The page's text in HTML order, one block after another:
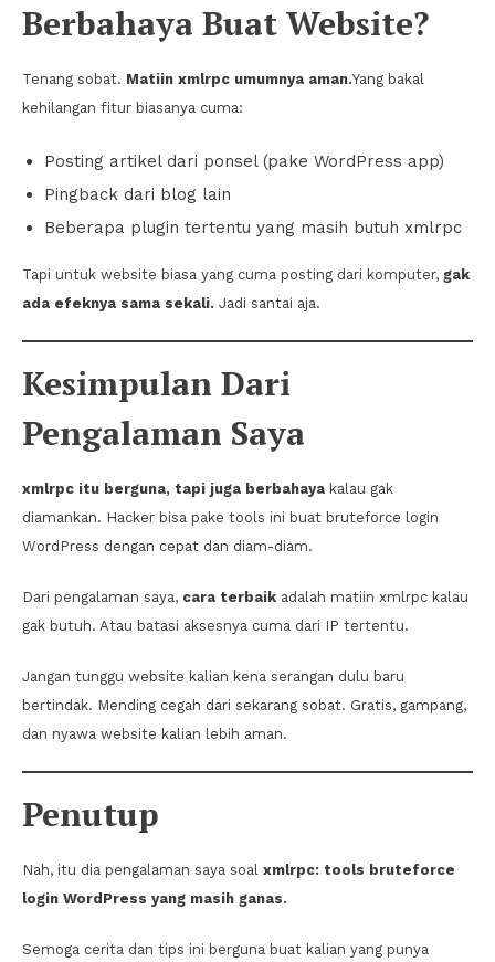
Berbahaya Buat Website?
Tenang sobat. Matiin xmlrpc umumnya aman.Yang bakal
kehilangan fitur biasanya cuma:
Posting artikel dari ponsel (pake WordPress app)
Pingback dari blog lain
Beberapa plugin tertentu yang masih butuh xmlrpc
Tapi untuk website biasa yang cuma posting dari komputer, gak
ada efeknya sama sekali. Jadi santai aja.
Kesimpulan Dari
Pengalaman Saya
xmlrpc itu berguna, tapi juga berbahaya kalau gak
diamankan. Hacker bisa pake tools ini buat bruteforce login
WordPress dengan cepat dan diam-diam.
Dari pengalaman saya, cara terbaik adalah matiin xmlrpc kalau
gak butuh. Atau batasi aksesnya cuma dari IP tertentu.
Jangan tunggu website kalian kena serangan dulu baru
bertindak. Mending cegah dari sekarang sobat. Gratis, gampang,
dan nyawa website kalian lebih aman.
Penutup
Nah, itu dia pengalaman saya soal xmlrpc: tools bruteforce
login WordPress yang masih ganas.
Semoga cerita dan tips ini berguna buat kalian yang punya